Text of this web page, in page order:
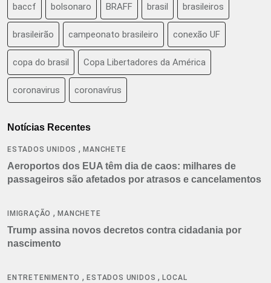
baccf bolsonaro BRAFF brasil brasileiros
brasileirão campeonato brasileiro conexão UF
copa do brasil Copa Libertadores da América
coronavirus coronavírus
Notícias Recentes
ESTADOS UNIDOS ,MANCHETE
Aeroportos dos EUA têm dia de caos: milhares de
passageiros são afetados por atrasos e cancelamentos
IMIGRAÇÃO ,MANCHETE
Trump assina novos decretos contra cidadania por
nascimento
ENTRETENIMENTO ,ESTADOS UNIDOS ,LOCAL